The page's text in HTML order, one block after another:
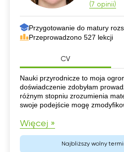
(7 opinii)
Przygotowanie do matury
Przeprowadzono 527 lekcji
CV
CV
Nauki przyrodnicze to moja
doświadczenie zdobyłam
różnym stopniu zrozumienia
swoje podejście mogę
Więcej »
Najbliższy wolny